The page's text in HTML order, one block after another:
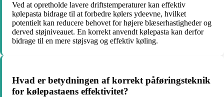
Ved at opretholde lavere driftstemperaturer kan effektiv
kølepasta bidrage til at forbedre kølers ydeevne, hvilket
potentielt kan reducere behovet for højere blæserhastigheder og
derved støjniveauet. En korrekt anvendt kølepasta kan derfor
bidrage til en mere støjsvag og effektiv køling.
Hvad er betydningen af korrekt påføringsteknik
for kølepastaens effektivitet?